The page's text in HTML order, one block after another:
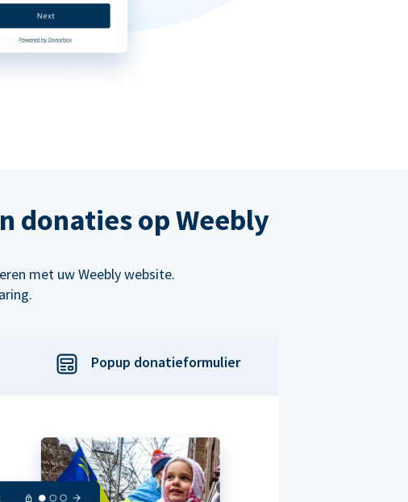
donaties op Weebly
met uw Weebly website.
Popup donatieformulier